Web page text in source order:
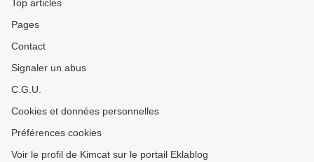
Top articles
Pages
Contact
Signaler un abus
C.G.U.
Cookies et données personnelles
Préférences cookies
Voir le profil de Kimcat sur le portail Eklablog